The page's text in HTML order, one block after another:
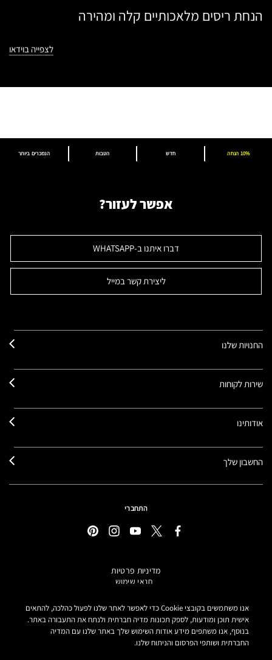
הנחת ריסים מלאכותיים קלה ומהירה
לצפייה בוידאו
הנמכרים ביותר הטבות חדש 10% הנחה
אפשר לעזור?
דברו איתנו ב-WHATSAPP
ליצירת קשר במייל
החנויות שלנו
שירות לקוחות
אודותינו
החשבון שלך
התחברי
מדיניות פרטיות
תנאי שימוש
מידע על מוצרים מזוייפים
הצהרת נגישות
הגדרות קובצי COOKIE
MAKE-UP ART COSMETICS© מאק קוסמטיקס כל הזכויות שמורות.
אנו משתמשים בקובצי Cookie כדי לאפשר לאתר שלנו לפעול כהלכה, להתאים
אישית תוכן ומודעות, לספק תכונות מדיה חברתית ולנתח את התעבורה באתר.
בנוסף, אנו משתפים מידע אודות השימוש שלך באתר שלנו עם המדיה
החברתית ושותפי הפרסום והניתוח שלנו.